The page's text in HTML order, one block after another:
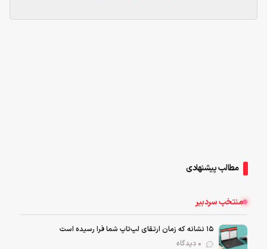
مطالب پیشنهادی
منتخب سردبیر
۱۵ نشانه که زمان ارتقای لپ‌تاپ شما فرا رسیده است